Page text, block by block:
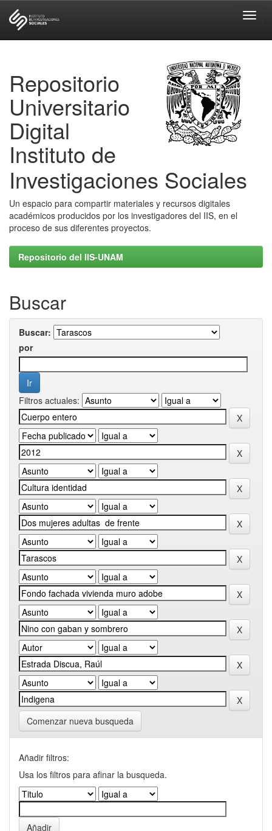
Repositorio
Universitario
Digital
Instituto de
Investigaciones Sociales
Un espacio para compartir materiales y recursos digitales
académicos producidos por los investigadores del IIS, en el
proceso de sus diferentes proyectos.
Repositorio del IIS-UNAM
Buscar
Buscar:
por
Filtros actuales:
Comenzar nueva busqueda
Añadir filtros:
Usa los filtros para afinar la busqueda.